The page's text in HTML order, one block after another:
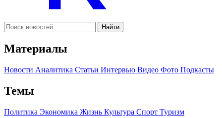
Найти
Материалы
Новости Аналитика Статьи Интервью Видео Фото Подкасты
Темы
Политика Экономика Жизнь Культура Спорт Туризм